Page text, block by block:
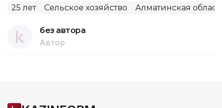
25 лет Сельское хозяйство Алматинская
без автора
Автор